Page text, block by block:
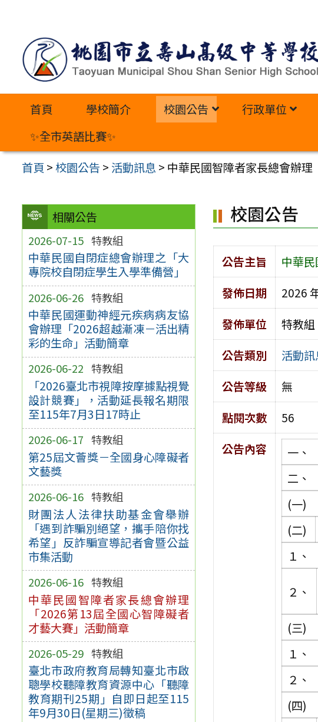
內
首頁 學校簡介 校園公告 行政單位
✨全市英語比賽✨
首頁 >校園公告 > 活動訊息 > 中華民國智障者家長總會辦
相關公告
2026-07-15 特教組
中華民國自閉症總會辦理之「大
專院校自閉症學生入學準備營」
2026-06-26 特教組
中華民國運動神經元疾病病友協
會辦理「2026超越漸凍－活出精
彩的生命」活動簡章
2026-06-22 特教組
「2026臺北市視障按摩據點視覺
設計競賽」，活動延長報名期限
至115年7月3日17時止
2026-06-17 特教組
第25屆文薈獎－全國身心障礙者
文藝獎
2026-06-16 特教組
財團法人法律扶助基金會舉辦
「遇到詐騙別絕望，攜手陪你找
希望」反詐騙宣導記者會暨公益
市集活動
2026-06-16 特教組
中華民國智障者家長總會辦理
「2026第13屆全國心智障礙者
才藝大賽」活動簡章
2026-05-29 特教組
臺北市政府教育局轉知臺北市啟
聰學校聽障教育資源中心「聽障
教育期刊25期」自即日起至115
年9月30日(星期三)徵稿
校園公告
公告主旨
中華
發佈日期
2026
發佈單位
特教組
公告類別
活動訊
公告等級
無
點閱次數
56
公告內容
一、
二、
(一)
(二)
１、
２、
(三)
１、
２、
(四)